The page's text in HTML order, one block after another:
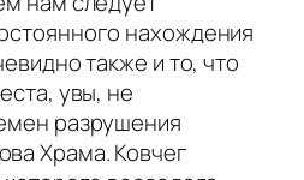
нахождения
также и то, что
увы, не
разрушения
Храма. Ковчег